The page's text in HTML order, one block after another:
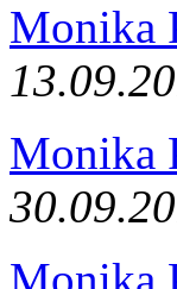
Monika
Monika